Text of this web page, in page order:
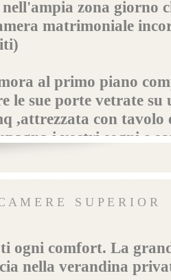
nell'ampia zona giorno
matrimoniale
al primo piano
le sue porte vetrate
,attrezzata con
i vostri sogni e
piscina.(2/4 ospiti)
A M E R E S U P E R I O R
ti ogni comfort. La
nella verandina